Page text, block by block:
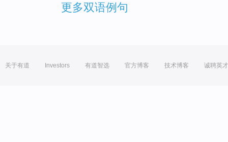
更多双语例句
关于有道 Investors 有道智选 官方博客 技术博客 诚聘英才